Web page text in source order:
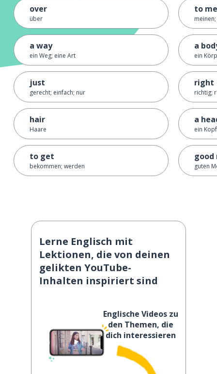
over
über
a way
ein Weg; eine Art
just
gerecht; einfach; nur
hair
Haare
to get
bekommen; werden
to
a
ein
right
richtig;
a
ein Kopf
good
guten
Lerne Englisch mit
Lektionen, die von deinen
gelikten YouTube-
Inhalten inspiriert sind
Englische Videos zu
den Themen, die
dich interessieren